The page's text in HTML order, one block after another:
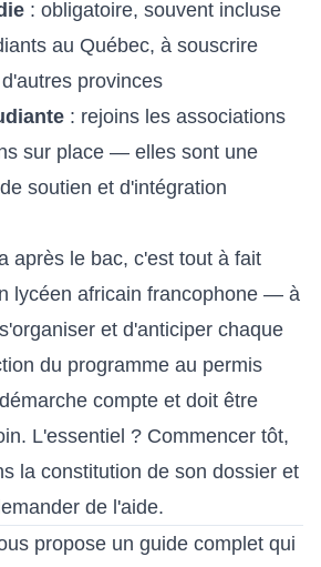
: obligatoire, souvent incluse
au Québec, à souscrire
provinces
: rejoins les associations
sur place — elles sont une
soutien et d'intégration
après le bac, c'est tout à fait
lycéen africain francophone — à
et d'anticiper chaque
du programme au permis
compte et doit être
L'essentiel ? Commencer tôt,
la constitution de son dossier et
de l'aide.
propose un guide complet qui